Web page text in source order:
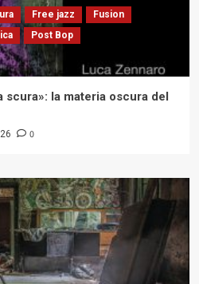
Free jazz
Fusion
Post Bop
scura»: la materia oscura del
0